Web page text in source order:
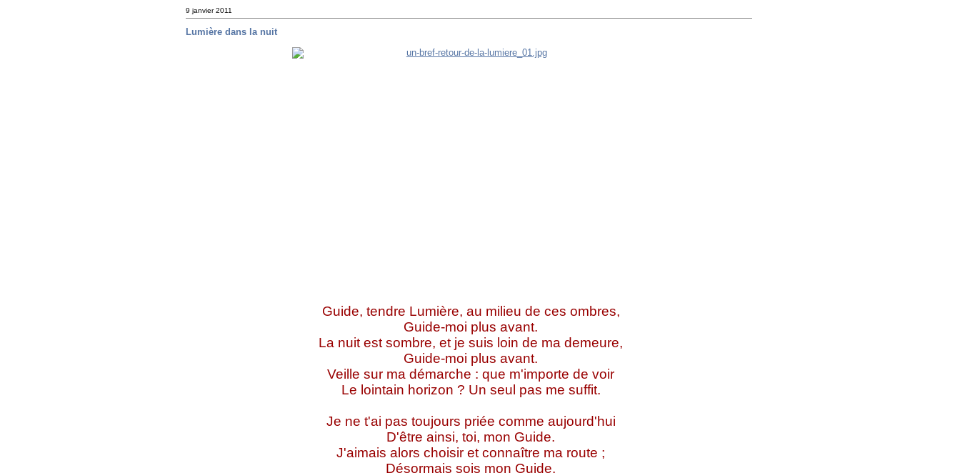
9 janvier 2011
Lumière dans la nuit
Guide, tendre Lumière, au milieu de ces ombres,
Guide-moi plus avant.
La nuit est sombre, et je suis loin de ma demeure,
Guide-moi plus avant.
Veille sur ma démarche : que m'importe de voir
Le lointain horizon ? Un seul pas me suffit.
Je ne t'ai pas toujours priée comme aujourd'hui
D'être ainsi, toi, mon Guide.
J'aimais alors choisir et connaître ma route ;
Désormais sois mon Guide.